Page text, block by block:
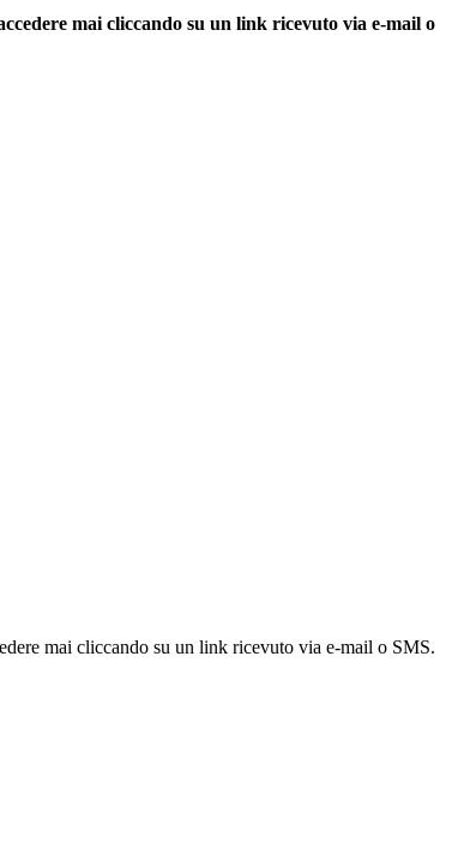
mai cliccando su un link ricevuto via e-mail o
mai cliccando su un link ricevuto via e-mail o SMS.